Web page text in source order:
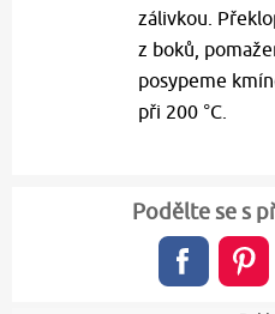
zálivkou.
z boků,
posypeme
při 200 °C.
Podělte se s